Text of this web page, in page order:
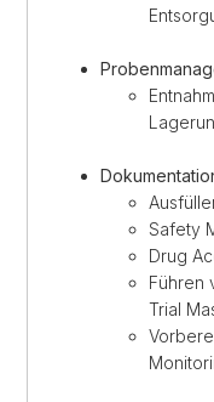
Safety
Drug
Führen
Trial